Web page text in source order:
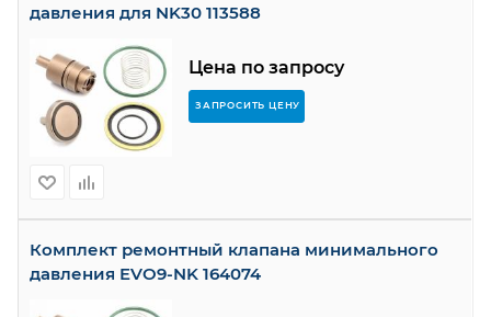
давления для NK30 113588
Цена по запросу
ЗАПРОСИТЬ ЦЕНУ
Комплект ремонтный клапана минимального
давления EVO9-NK 164074